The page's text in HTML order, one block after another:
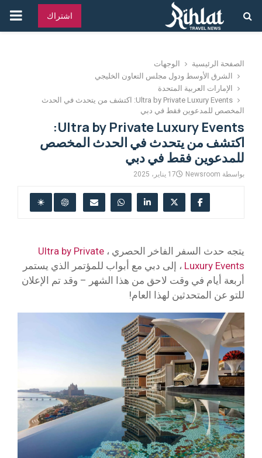
اشتراك
الصفحة الرئيسية
الوجهات
الشرق الأوسط ودول مجلس التعاون الخليجي
الإمارات العربية المتحدة
Ultra by Private Luxury Events: اكتشف من يتحدث في الحدث
المخصص للمدعوين فقط في دبي
Ultra by Private Luxury Events:
اكتشف من يتحدث في الحدث المخصص
للمدعوين فقط في دبي
بواسطة Newsroom 17 يناير، 2025
يتجه حدث السفر الفاخر الحصري ، Ultra by Private
Luxury Events ، إلى دبي مع أبواب للمؤتمر الذي يستمر
أربعة أيام في وقت لاحق من هذا الشهر – وقد تم الإعلان
للتو عن المتحدثين لهذا العام!